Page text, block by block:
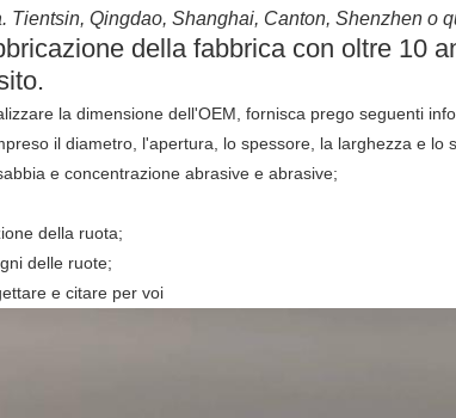
Tientsin, Qingdao, Shanghai, Canton, Shenzhen o
della fabbrica con oltre 10
la dimensione dell'OEM, fornisca prego seguenti
il diametro, l'apertura, lo spessore, la larghezza e lo
e concentrazione abrasive e abrasive;
della ruota;
delle ruote;
e citare per voi